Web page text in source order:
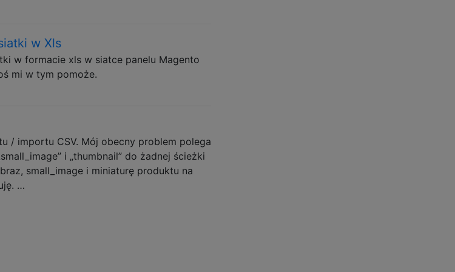
w Xls
w formacie xls w siatce panelu Magento
mi w tym pomoże.
/ importu CSV. Mój obecny problem polega
i „thumbnail” do żadnej ścieżki
small_image i miniaturę produktu na
…